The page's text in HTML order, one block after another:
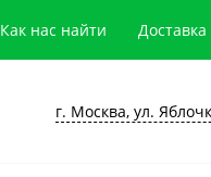
Как нас найти Доставка
г. Москва, ул.